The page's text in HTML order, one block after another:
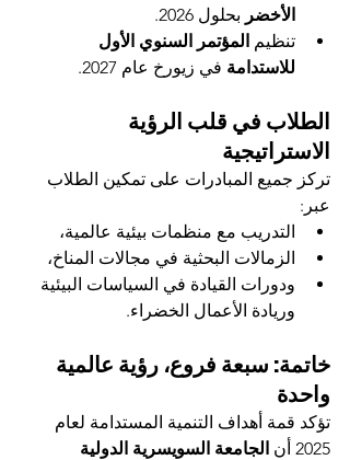
الأخضر بحلول 2026.
تنظيم المؤتمر السنوي الأول
للاستدامة في زيورخ عام 2027.
الطلاب في قلب الرؤية
الاستراتيجية
تركز جميع المبادرات على تمكين الطلاب
عبر:
التدريب مع منظمات بيئية عالمية،
الزمالات البحثية في مجالات المناخ،
ودورات القيادة في السياسات البيئية
وريادة الأعمال الخضراء.
خاتمة: سبعة فروع، رؤية عالمية
واحدة
تؤكد قمة أهداف التنمية المستدامة لعام
2025 أن
الجامعة السويسرية الدولية